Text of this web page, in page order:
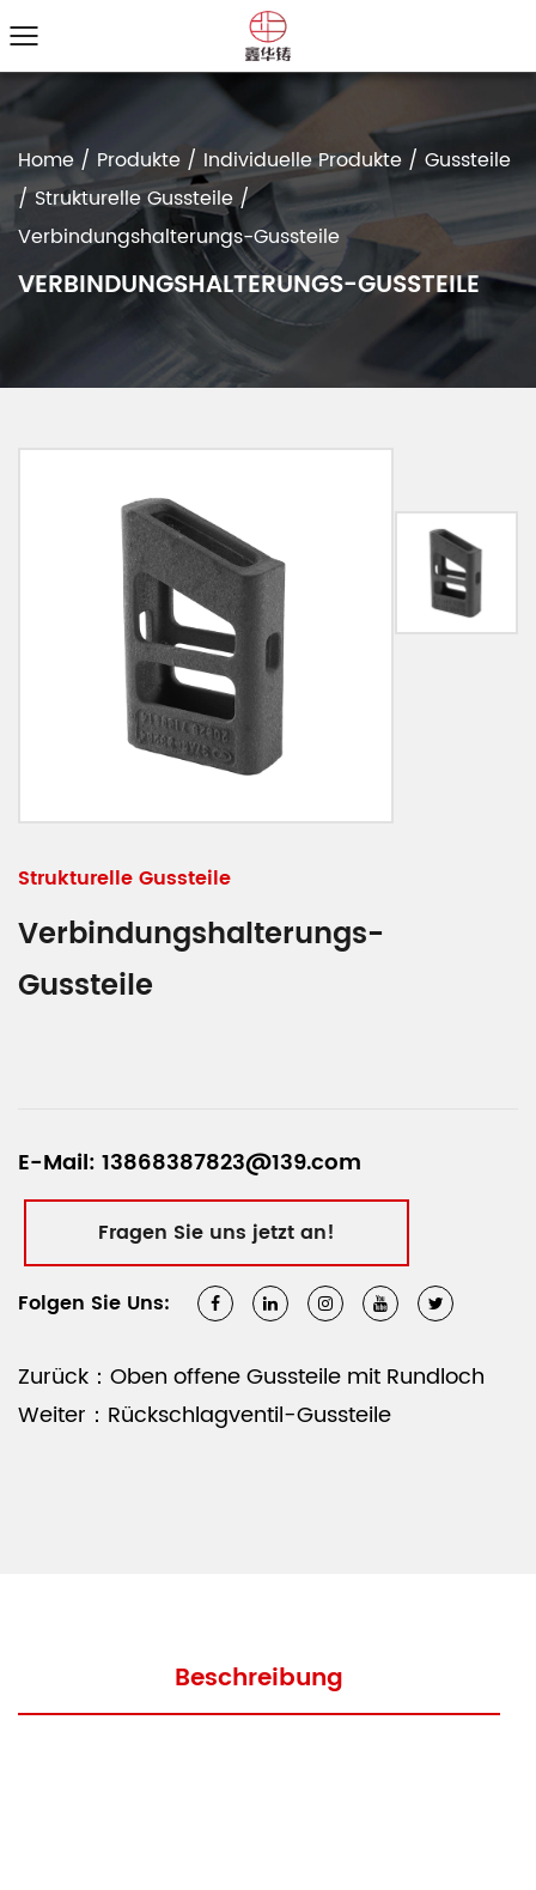
Home/ Produkte / Individuelle Produkte / Gussteile
/Strukturelle Gussteile/
Verbindungs­halterungs-Gussteile
VERBINDUNGS­HALTERUNGS-GUSSTEILE
Strukturelle Gussteile
Verbindungs­halterungs-
Gussteile
E-Mail: 13868387823@139.com
Fragen Sie uns jetzt an!
Folgen Sie Uns:
Zurück：Oben offene Gussteile mit Rundloch
Weiter：Rückschlagventil-Gussteile
Beschreibung